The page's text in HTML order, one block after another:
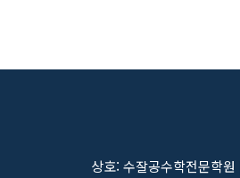
상호: 수잘공수학전문학